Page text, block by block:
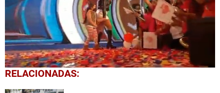
1
second
RELACIONADAS: